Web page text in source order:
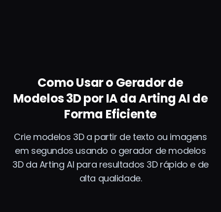
Como Usar o Gerador de
Modelos 3D por IA da Arting AI de
Forma Eficiente
Crie modelos 3D a partir de texto ou imagens
em segundos usando o gerador de modelos
3D da Arting AI para resultados 3D rápido e de
alta qualidade.